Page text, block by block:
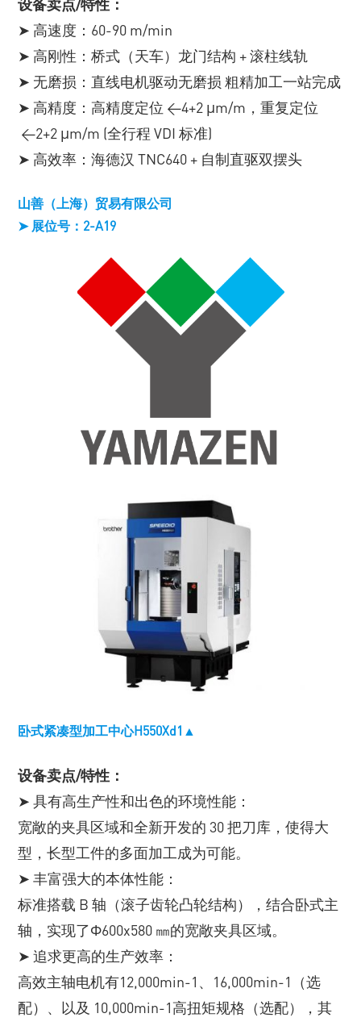
设备卖点/特性：
➤ 高速度：60-90 m/min
➤ 高刚性：桥式（天车）龙门结构 + 滚柱线轨
➤ 无磨损：直线电机驱动无磨损 粗精加工一站完成
➤ 高精度：高精度定位 <4+2 μm/m，重复定位
<2+2 μm/m (全行程 VDI 标准)
➤ 高效率：海德汉 TNC640 + 自制直驱双摆头
山善（上海）贸易有限公司
➤ 展位号：2-A19
卧式紧凑型加工中心H550Xd1▲
设备卖点/特性：
➤ 具有高生产性和出色的环境性能：
宽敞的夹具区域和全新开发的 30 把刀库，使得大
型，长型工件的多面加工成为可能。
➤ 丰富强大的本体性能：
标准搭载 B 轴（滚子齿轮凸轮结构），结合卧式主
轴，实现了Φ600x580 ㎜的宽敞夹具区域。
➤ 追求更高的生产效率：
高效主轴电机有12,000min-1、16,000min-1（选
配）、以及 10,000min-1高扭矩规格（选配），其